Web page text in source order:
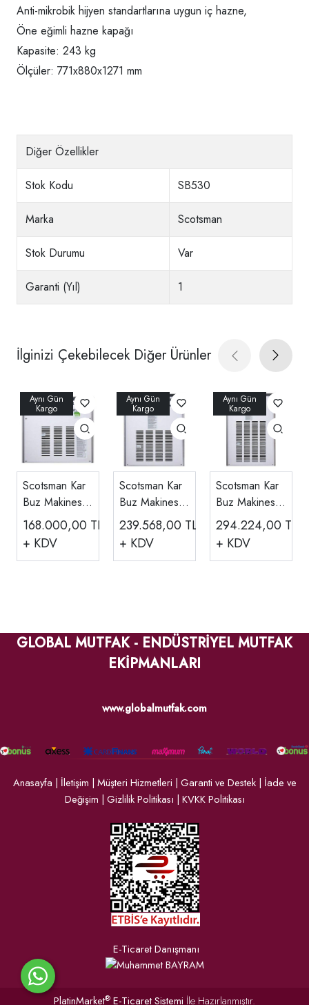
Anti-mikrobik hijyen standartlarına uygun iç hazne,
Öne eğimli hazne kapağı
Kapasite: 243 kg
Ölçüler: 771x880x1271 mm
Diğer Özellikler
Stok Kodu SB530
Marka Scotsman
Stok Durumu Var
Garanti (Yıl) 1
İlginizi Çekebilecek Diğer Ürünler
Scotsman Kar
Buz Makinesi
Haznesiz, 200
Kg MF36
168.000,00 TL
+ KDV
Scotsman Kar
Buz Makinesi
Haznesiz, 330
kg MF46
239.568,00 TL
+ KDV
Scotsman Kar
Buz Makinesi
Haznesiz, 600
kg MF56
294.224,00 TL
+ KDV
GLOBAL MUTFAK - ENDÜSTRİYEL MUTFAK
EKİPMANLARI
www.globalmutfak.com
Anasayfa | İletişim | Müşteri Hizmetleri | Garanti ve Destek| İade ve
Değişim | Gizlilik Politikası | KVKK Politikası
E-Ticaret Danışmanı
PlatinMarket® E-Ticaret Sistemi İle Hazırlanmıştır.